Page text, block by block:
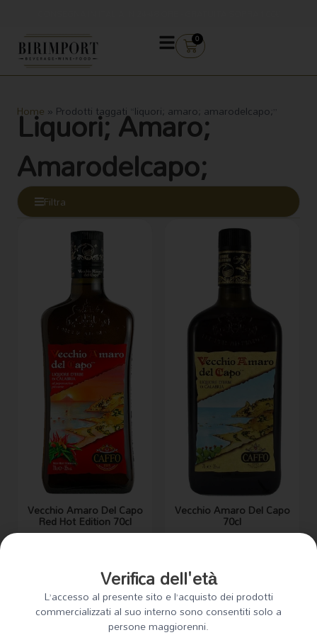
contenuto 0
CARRELLO
Home » Prodotti taggati “liquori; amaro; amarodelcapo;”
Liquori; Amaro;
Amarodelcapo;
Filtra
Vecchio Amaro Del Capo
Red Hot Edition 70cl
AGGIUNGI AL CARRELLO
Amari & Liquori
Vecchio Amaro Del Capo
70cl
AGGIUNGI AL CARRELLO
Amari & Liquori
Verifica dell'età
L’accesso al presente sito e l’acquisto dei prodotti
commercializzati al suo interno sono consentiti solo a
persone maggiorenni.